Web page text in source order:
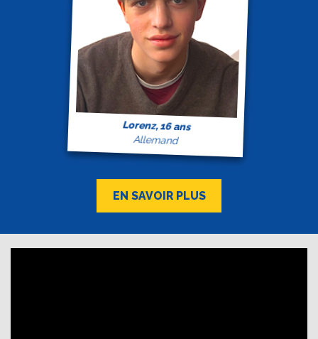
Lorenz, 16 ans
Allemand
EN SAVOIR PLUS